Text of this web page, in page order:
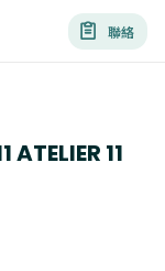
聯絡
ATELIER 11